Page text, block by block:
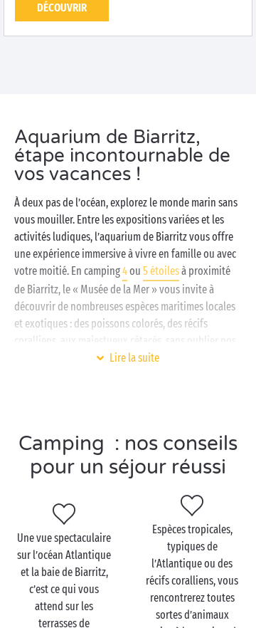
DÉCOUVRIR
Aquarium de Biarritz,
étape incontournable de
vos vacances !
À deux pas de l’océan, explorez le monde marin sans
vous mouiller. Entre les expositions variées et les
activités ludiques, l’aquarium de Biarritz vous offre
une expérience immersive à vivre en famille ou avec
votre moitié. En camping4ou 5 étoilesà proximité
de Biarritz, le « Musée de la Mer » vous invite à
découvrir de nombreuses espèces maritimes locales
et exotiques : des poissons colorés, des récifs
coralliens, aux majestueux cétacés, sans oublier nos
adorables amis les phoques. Si vous n’avez jamais
minutes de votre camping Sandaya en vous rendant
sur les plages avoisinantes avec vos masques et
tubas. Au sein même du camping, des transats vous
détente après une telle journée de découvertes. Les
p’tits loups pourront continuer à se divertir avec nos
animateurs auclub enfants
Visitez Aquarium de
Lire la suite
Camping : nos conseils
pour un séjour réussi
Une vue spectaculaire
sur l’océan Atlantique
et la baie de Biarritz,
c’est ce qui vous
attend sur les
terrasses de
Espèces tropicales,
typiques de
l’Atlantique ou des
récifs coralliens, vous
rencontrerez toutes
sortes d’animaux